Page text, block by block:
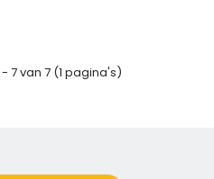
- 7 van 7 (1 pagina's)